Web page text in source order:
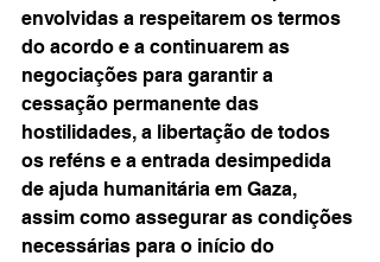
envolvidas a respeitarem os termos
do acordo e a continuarem as
negociações para garantir a
cessação permanente das
hostilidades, a libertação de todos
os reféns e a entrada desimpedida
de ajuda humanitária em Gaza,
assim como assegurar as condições
necessárias para o início do